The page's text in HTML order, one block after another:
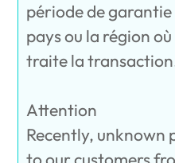
période de
pays ou la région
traite la
Attention
Recently, unknown